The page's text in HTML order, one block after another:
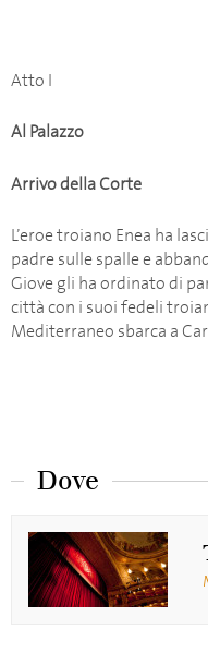
Atto I
Al Palazzo
Arrivo della Corte
L’eroe troiano Enea ha
padre sulle spalle e
Giove gli ha ordinato di
città con i suoi fedeli
Mediterraneo sbarca a
marito ha giurato di non
completamente alla
grandi dubbi. Belinda
Atto II
Dove